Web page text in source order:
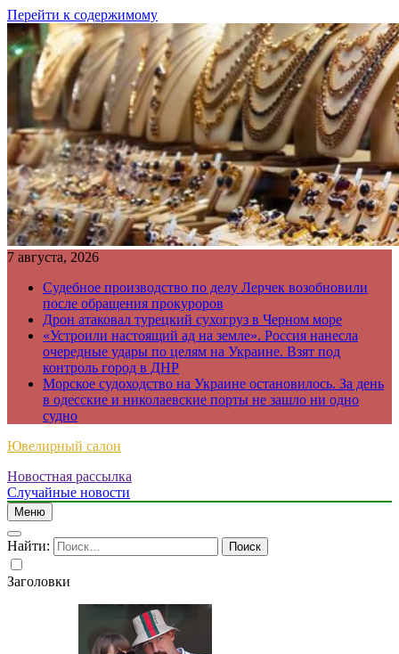
Перейти к содержимому
7 августа, 2026
Судебное производство по делу Лерчек возобновили
после обращения прокуроров
Дрон атаковал турецкий сухогруз в Черном море
«Устроили настоящий ад на земле». Россия нанесла
очередные удары по целям на Украине. Взят под
контроль город в ДНР
Морское судоходство на Украине остановилось. За день
в одесские и николаевские порты не зашло ни одно
судно
Ювелирный салон
Новостная рассылка
Случайные новости
Меню
Найти:
Заголовки